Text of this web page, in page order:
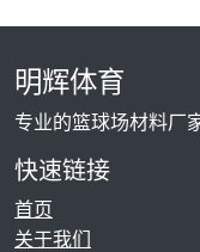
明辉体育
专业的篮球场材料厂
快速链接
首页
关于我们